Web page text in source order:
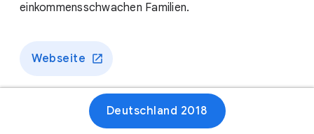
einkommensschwachen Familien.
Webseite
Deutschland 2018